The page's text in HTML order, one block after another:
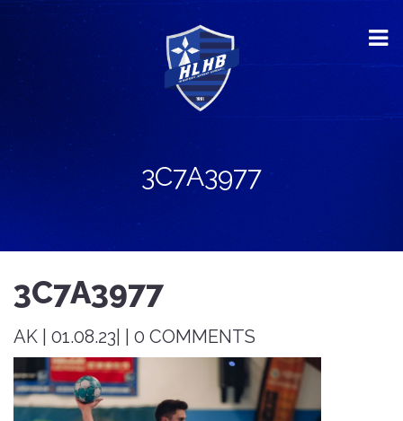
3C7A3977
3C7A3977
AK | 01.08.23| | 0 COMMENTS